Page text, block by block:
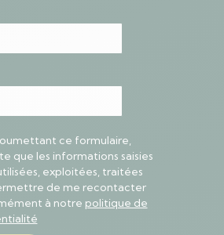
ce formulaire,
que les informations saisies
exploitées, traitées
de me recontacter
à notre politique de